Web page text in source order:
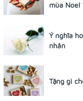
mùa Noel
Ý nghĩa
nhân
Tặng gì